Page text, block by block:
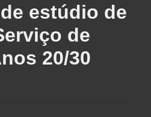
estúdio de
de
20/30